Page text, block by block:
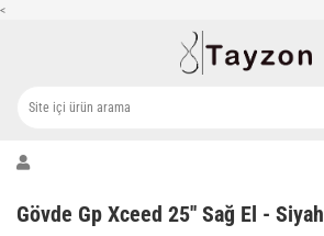
<
Gövde Gp Xceed 25'' Sağ El - Siyah